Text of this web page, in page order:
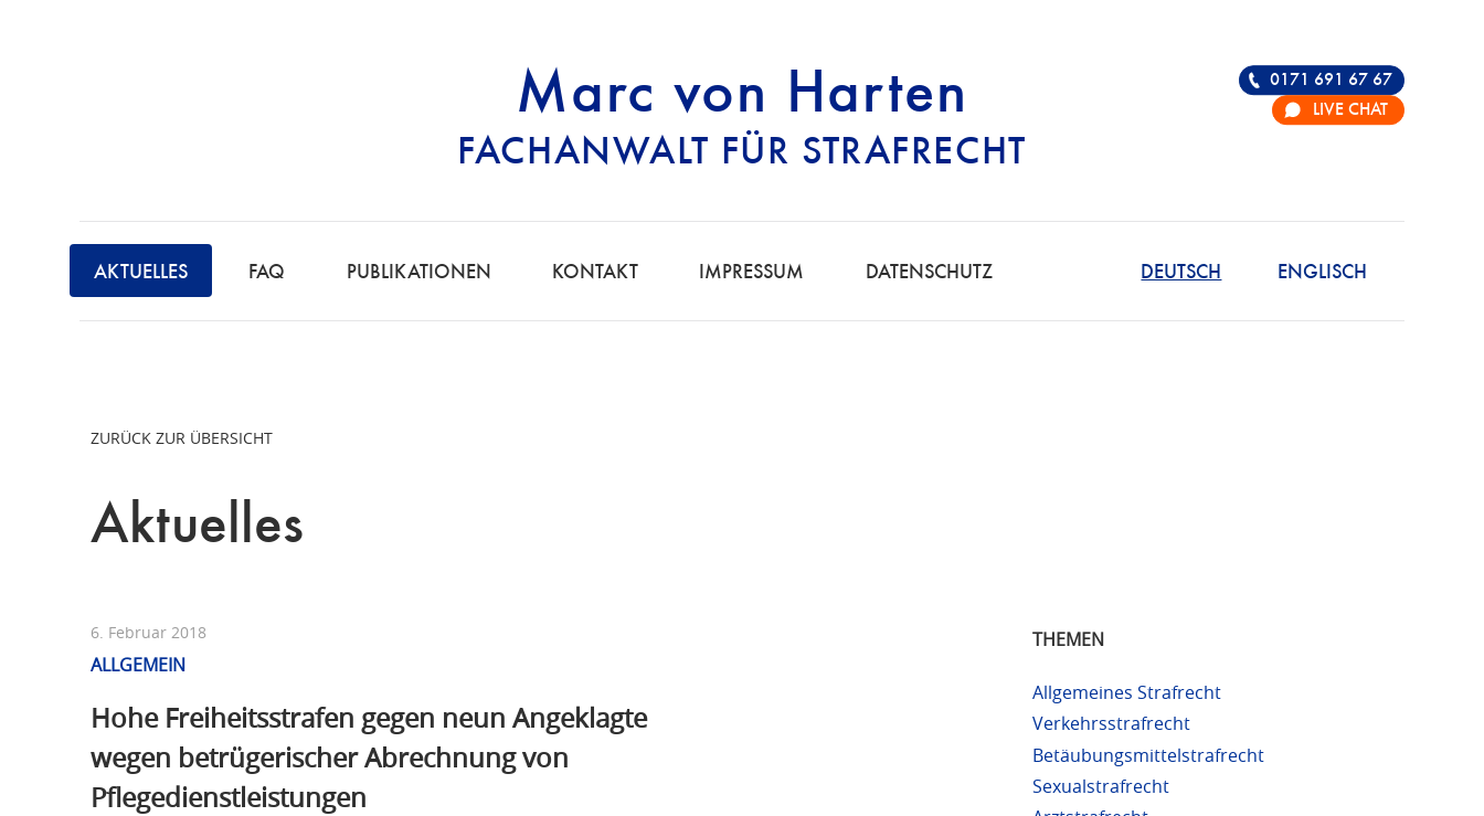
Marc von Harten
FACHANWALT FÜR STRAFRECHT
STRAFRECHT | RECHTSANWALT FÜR DIE
AKTUELLES FAQ PUBLIKATIONEN KONTAKT IMPRESSUM DATENSCHUTZ ENGLISCH
DEUTSCH
0171 691 67 67
LIVE CHAT
ZURÜCK ZUR ÜBERSICHT
Aktuelles
6. Februar 2018
ALLGEMEIN
Hohe Freiheitsstrafen gegen neun Angeklagte
wegen betrügerischer Abrechnung von
Pflegedienstleistungen
THEMEN
Allgemeines Strafrecht
Verkehrsstrafrecht
Betäubungsmittelstrafrecht
Sexualstrafrecht